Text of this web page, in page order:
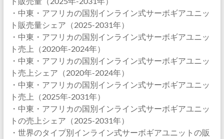
・中東・アフリカの国別インライン式サーボギアユニッ
ト販売量シェア（2025-2031年）
・中東・アフリカの国別インライン式サーボギアユニッ
ト売上（2020年-2024年）
・中東・アフリカの国別インライン式サーボギアユニッ
ト売上シェア（2020年-2024年）
・中東・アフリカの国別インライン式サーボギアユニッ
ト売上（2025年-2031年）
・中東・アフリカの国別インライン式サーボギアユニッ
トの売上シェア（2025-2031年）
・世界のタイプ別インライン式サーボギアユニットの販